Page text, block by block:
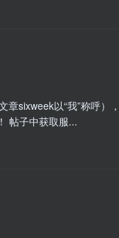
sixweek以“我”称呼）
帖子中获取服...